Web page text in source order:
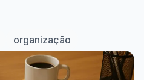
organização